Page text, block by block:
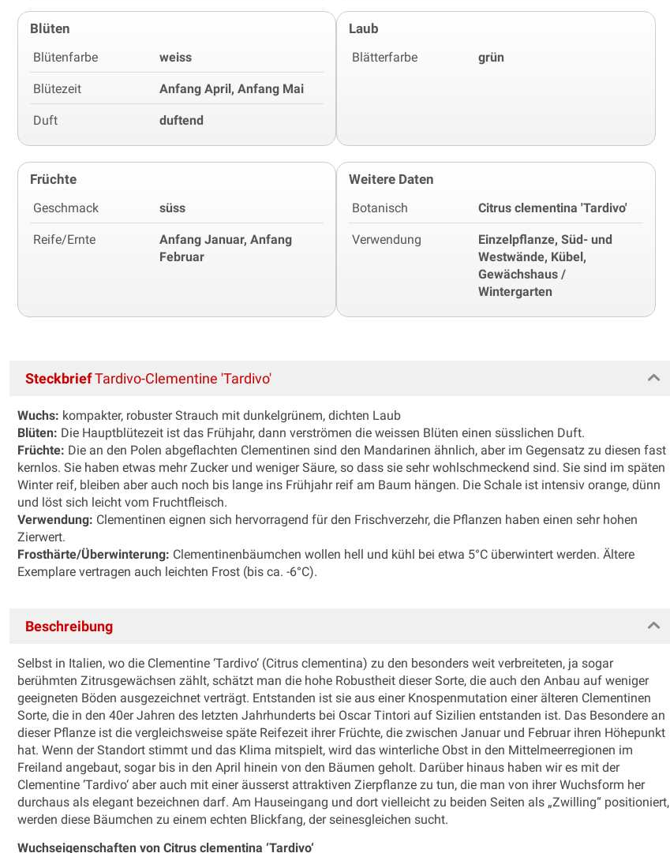
Blüten
Blütenfarbe weiss
Blütezeit Anfang April, Anfang Mai
Duft duftend
Laub
Blätterfarbe grün
Früchte
Geschmack süss
Reife/Ernte
Anfang Januar, Anfang
Februar
Weitere Daten
Botanisch Citrus clementina 'Tardivo'
Verwendung
Einzelpflanze, Süd- und
Westwände, Kübel,
Gewächshaus /
Wintergarten
SteckbriefTardivo-Clementine 'Tardivo'
Wuchs: kompakter, robuster Strauch mit dunkelgrünem, dichten Laub
Blüten: Die Hauptblütezeit ist das Frühjahr, dann verströmen die weissen Blüten einen süsslichen Duft.
Früchte: Die an den Polen abgeflachten Clementinen sind den Mandarinen ähnlich, aber im Gegensatz zu diesen fast
kernlos. Sie haben etwas mehr Zucker und weniger Säure, so dass sie sehr wohlschmeckend sind. Sie sind im späten
Winter reif, bleiben aber auch noch bis lange ins Frühjahr reif am Baum hängen. Die Schale ist intensiv orange, dünn
und löst sich leicht vom Fruchtfleisch.
Verwendung: Clementinen eignen sich hervorragend für den Frischverzehr, die Pflanzen haben einen sehr hohen
Zierwert.
Frosthärte/Überwinterung: Clementinenbäumchen wollen hell und kühl bei etwa 5°C überwintert werden. Ältere
Exemplare vertragen auch leichten Frost (bis ca. -6°C).
Beschreibung
Selbst in Italien, wo die Clementine ‘Tardivo‘ (Citrus clementina) zu den besonders weit verbreiteten, ja sogar
berühmten Zitrusgewächsen zählt, schätzt man die hohe Robustheit dieser Sorte, die auch den Anbau auf weniger
geeigneten Böden ausgezeichnet verträgt. Entstanden ist sie aus einer Knospenmutation einer älteren Clementinen
Sorte, die in den 40er Jahren des letzten Jahrhunderts bei Oscar Tintori auf Sizilien entstanden ist. Das Besondere an
dieser Pflanze ist die vergleichsweise späte Reifezeit ihrer Früchte, die zwischen Januar und Februar ihren Höhepunkt
hat. Wenn der Standort stimmt und das Klima mitspielt, wird das winterliche Obst in den Mittelmeerregionen im
Freiland angebaut, sogar bis in den April hinein von den Bäumen geholt. Darüber hinaus haben wir es mit der
Clementine ‘Tardivo‘ aber auch mit einer äusserst attraktiven Zierpflanze zu tun, die man von ihrer Wuchsform her
durchaus als elegant bezeichnen darf. Am Hauseingang und dort vielleicht zu beiden Seiten als „Zwilling“ positioniert,
werden diese Bäumchen zu einem echten Blickfang, der seinesgleichen sucht.
Wuchseigenschaften von Citrus clementina ‘Tardivo‘